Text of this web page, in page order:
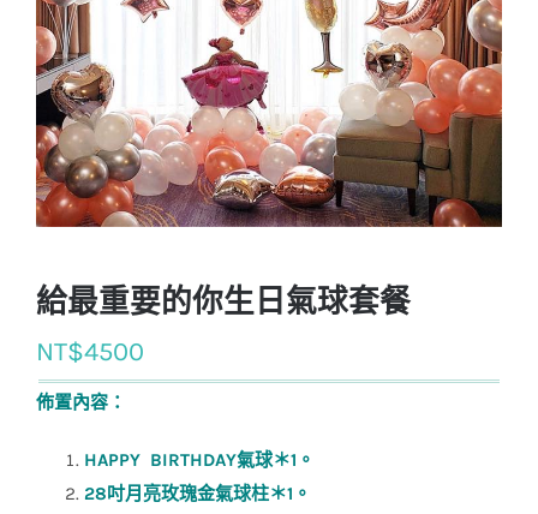
給最重要的你生日氣球套餐
NT$4500
佈置內容：
HAPPY BIRTHDAY氣球＊1 。
28吋月亮玫瑰金氣球柱＊1 。